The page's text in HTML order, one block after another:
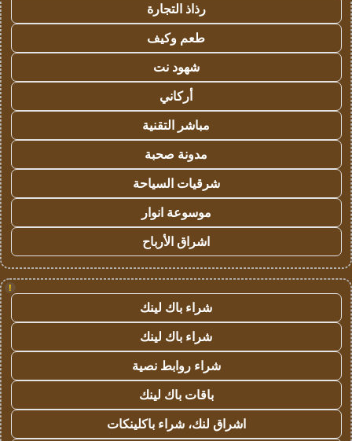
رذاذ التجارة
طعم وكيف
شهود نت
أركاني
مباشر التقنية
مدونة صحبة
شرقيات السياحة
موسوعة انوار
اشراق الأرباح
!
شراء باك لينك
شراء باك لينك
شراء روابط نصية
باقات باك لينك
اشراق لنك، شراء باكلينكات